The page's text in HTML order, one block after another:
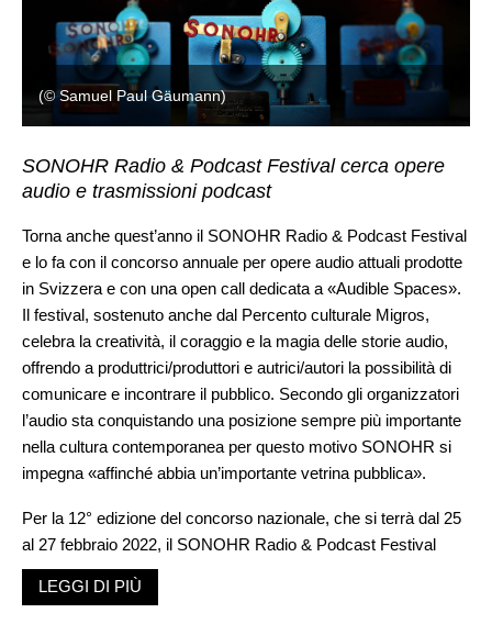
(© Samuel Paul Gäumann)
SONOHR Radio & Podcast Festival cerca opere
audio e trasmissioni podcast
Torna anche quest’anno il SONOHR Radio & Podcast Festival
e lo fa con il concorso annuale per opere audio attuali prodotte
in Svizzera e con una open call dedicata a «Audible Spaces».
Il festival, sostenuto anche dal Percento culturale Migros,
celebra la creatività, il coraggio e la magia delle storie audio,
offrendo a produttrici/produttori e autrici/autori la possibilità di
comunicare e incontrare il pubblico. Secondo gli organizzatori
l’audio sta conquistando una posizione sempre più importante
nella cultura contemporanea per questo motivo SONOHR si
impegna «affinché abbia un’importante vetrina pubblica».
Per la 12° edizione del concorso nazionale, che si terrà dal 25
al 27 febbraio 2022, il SONOHR Radio & Podcast Festival
cerca opere audio e trasmissioni podcast di finzione,
documentaristiche e artistiche tra cui anche forme miste in cui
LEGGI DI PIÙ